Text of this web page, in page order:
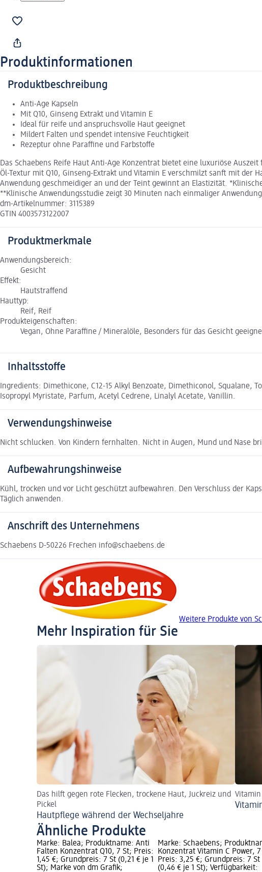
Produktinformationen
Produktbeschreibung
Anti-Age Kapseln
Mit Q10, Ginseng Extrakt und Vitamin E
Ideal für reife und anspruchsvolle Haut geeignet
Mildert Falten und spendet intensive Feuchtigkeit
Rezeptur ohne Paraffine und Farbstoffe
Das Schaebens Reife Haut Anti-Age Konzentrat bietet eine luxuriöse
Öl-Textur mit Q10, Ginseng-Extrakt und Vitamin E verschmilzt sanft mit
Anwendung geschmeidiger an und der Teint gewinnt an Elastizität.
**Klinische Anwendungsstudie zeigt 30 Minuten nach einmaliger
dm-Artikelnummer: 3115389
GTIN 4003573122007
Produktmerkmale
Anwendungsbereich:
Gesicht
Effekt:
Hautstraffend
Hauttyp:
Reif, Reif
Produkteigenschaften:
Vegan, Ohne Paraffine / Mineralöle, Besonders für das Gesicht
Inhaltsstoffe
Ingredients: Dimethicone, C12-15 Alkyl Benzoate, Dimethiconol, Squalane,
Isopropyl Myristate, Parfum, Acetyl Cedrene, Linalyl Acetate, Vanillin.
Verwendungshinweise
Nicht schlucken. Von Kindern fernhalten. Nicht in Augen, Mund und Nase
Aufbewahrungshinweise
Kühl, trocken und vor Licht geschützt aufbewahren. Den Verschluss der
Täglich anwenden.
Anschrift des Unternehmens
Schaebens D-50226 Frechen info@schaebens.de
Weitere Produkte von
Mehr Inspiration für Sie
Das hilft gegen rote Flecken, trockene Haut, Juckreiz und
Pickel
Hautpflege während der Wechseljahre
Ähnliche Produkte
Marke: Balea; Produktname: Anti
Falten Konzentrat Q10, 7 St; Preis:
1,45 €; Grundpreis: 7 St (0,21 € je 1
St); Marke von dm Grafik;
Marke: Schaebens;
Konzentrat Vitamin C Power, 7
Preis: 3,25 €; Grundpreis: 7 St
(0,46 € je 1 St); Verfügbarkeit: